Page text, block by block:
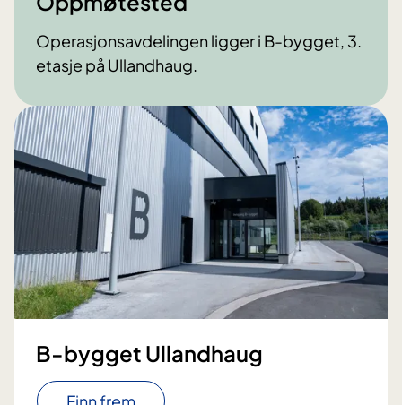
Operasjonsavdelingen ligger i B-bygget, 3.
etasje på Ullandhaug.
B-bygget Ullandhaug
Finn frem